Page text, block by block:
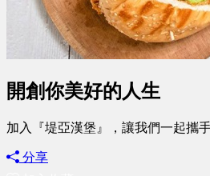
開創你美好的人生
加入『堤亞漢堡』，讓我們一起攜
分享